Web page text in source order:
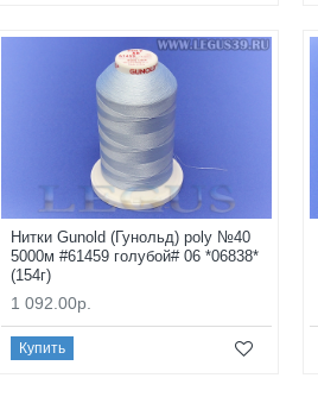
Нитки Gunold (Гунольд) poly №40
5000м #61459 голубой# 06 *06838*
(154г)
1 092.00р.
Купить